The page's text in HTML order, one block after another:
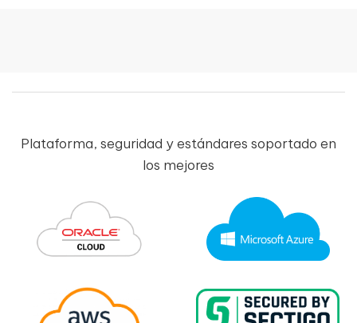
Plataforma, seguridad y estándares soportado en
los mejores